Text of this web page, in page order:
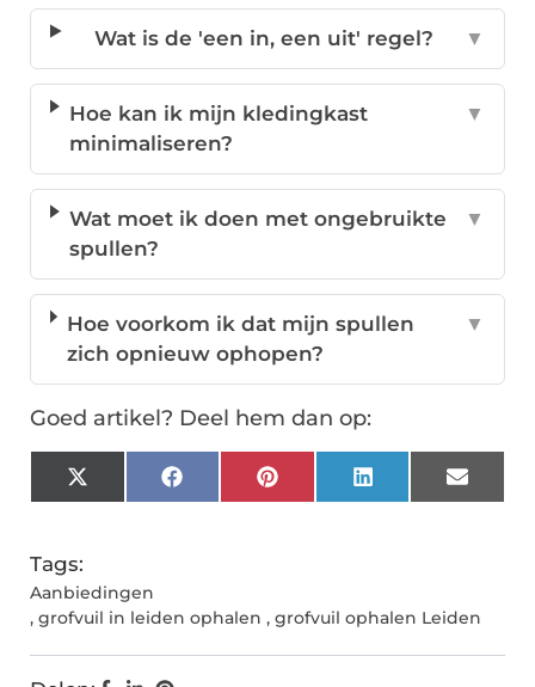
Wat is de 'een in, een uit' regel? ▼
Hoe kan ik mijn kledingkast
minimaliseren?
▼
Wat moet ik doen met ongebruikte
spullen?
▼
Hoe voorkom ik dat mijn spullen
zich opnieuw ophopen?
▼
Goed artikel? Deel hem dan op:
X
(Twitter)
FacebookPinterestLinkedInEmail
Tags:
Aanbiedingen
, grofvuil in leiden ophalen , grofvuil ophalen Leiden